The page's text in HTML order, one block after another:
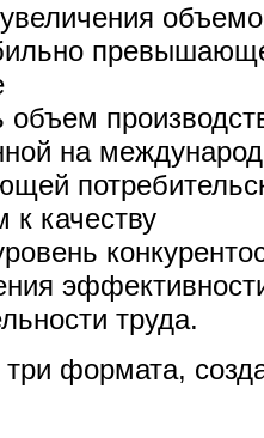
объем
на
к качеству
труда.
формата,